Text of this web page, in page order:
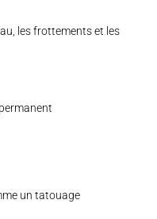
les frottements et les
un tatouage